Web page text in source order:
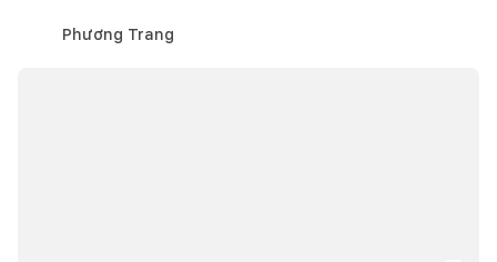
Phương Trang